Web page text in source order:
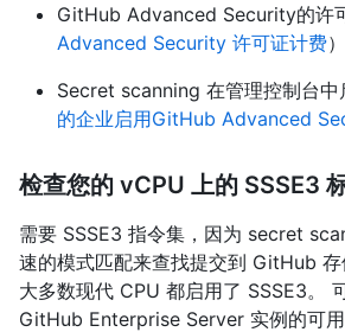
GitHub Advanced Security的许
Advanced Security 许可证计费）
Secret scanning 在管理控制台中
的企业启用GitHub Advanced
检查您的 vCPU 上的 SSSE3
需要 SSSE3 指令集，因为 secret
速的模式匹配来查找提交到 GitHub 存
大多数现代 CPU 都启用了 SSSE3。
GitHub Enterprise Server 实例的可